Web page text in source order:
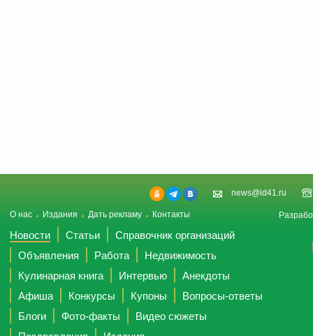
news@id41.ru
О нас Издания Дать рекламу Контакты
Новости Статьи
Справочник организаций
Объявления
Работа
Недвижимость
Кулинарная книга
Интервью
Анекдоты
Афиша
Конкурсы Купоны
Вопросы-ответы
Блоги
Фото-факты
Видео сюжеты